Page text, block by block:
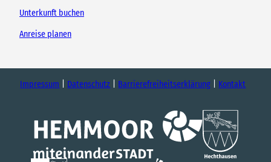
Unterkunft buchen
Anreise planen
Impressum Datenschutz Barrierefreiheitserklärung Kontakt